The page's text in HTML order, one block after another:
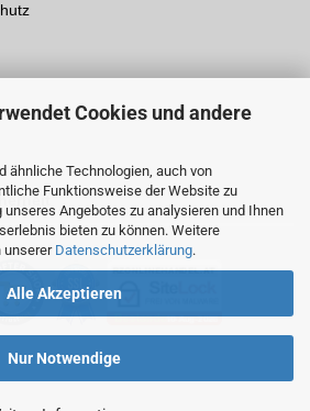
Cookies und andere
ähnliche Technologien, auch von
Funktionsweise der Website zu
Angebotes zu analysieren und Ihnen
bieten zu können. Weitere
unserer Datenschutzerklärung.
Alle Akzeptieren
Nur Notwendige